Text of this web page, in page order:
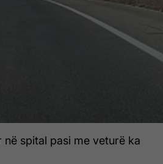
spital pasi me veturë ka